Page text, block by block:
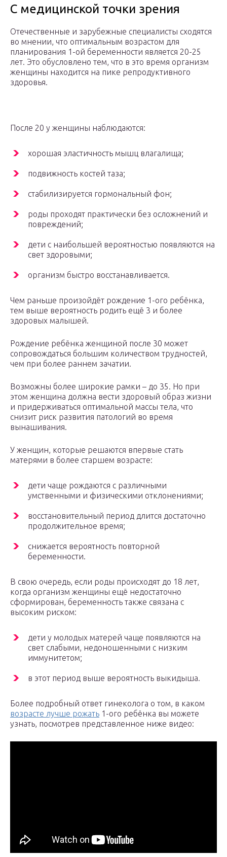
С медицинской точки зрения
Отечественные и зарубежные специалисты сходятся
во мнении, что оптимальным возрастом для
планирования 1-ой беременности является 20-25
лет. Это обусловлено тем, что в это время организм
женщины находится на пике репродуктивного
здоровья.
После 20 у женщины наблюдаются:
хорошая эластичность мышц влагалища;
подвижность костей таза;
стабилизируется гормональный фон;
роды проходят практически без осложнений и
повреждений;
дети с наибольшей вероятностью появляются на
свет здоровыми;
организм быстро восстанавливается.
Чем раньше произойдёт рождение 1-ого ребёнка,
тем выше вероятность родить ещё 3 и более
здоровых малышей.
Рождение ребёнка женщиной после 30 может
сопровождаться большим количеством трудностей,
чем при более раннем зачатии.
Возможны более широкие рамки – до 35. Но при
этом женщина должна вести здоровый образ жизни
и придерживаться оптимальной массы тела, что
снизит риск развития патологий во время
вынашивания.
У женщин, которые решаются впервые стать
матерями в более старшем возрасте:
дети чаще рождаются с различными
умственными и физическими отклонениями;
восстановительный период длится достаточно
продолжительное время;
снижается вероятность повторной
беременности.
В свою очередь, если роды происходят до 18 лет,
когда организм женщины ещё недостаточно
сформирован, беременность также связана с
высоким риском:
дети у молодых матерей чаще появляются на
свет слабыми, недоношенными с низким
иммунитетом;
в этот период выше вероятность выкидыша.
Более подробный ответ гинеколога о том, в каком
возрасте лучше рожать 1-ого ребёнка вы можете
узнать, посмотрев представленное ниже видео: